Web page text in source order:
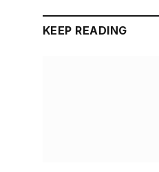
KEEP READING